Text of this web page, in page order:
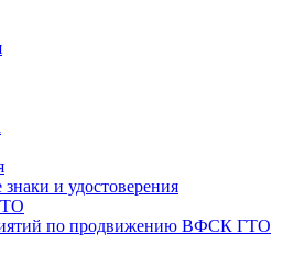
и удостоверения
по продвижению ВФСК ГТО